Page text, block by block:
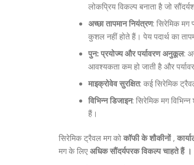
लोकप्रिय विकल्प बनाता है जो
अच्छा तापमान नियंत्रण: सिरेमिक मग
कुशल नहीं होते हैं। पेय पदार्थ का
पुन: प्रयोज्य और पर्यावरण अनुकूल:
आवश्यकता कम हो जाती है और
माइक्रोवेव सुरक्षित: कई सिरेमिक
विभिन्न डिजाइन: सिरेमिक मग
हैं।
सिरेमिक ट्रैवल मग कोकॉफी के शौकीनों,
मग के लिएअधिक सौंदर्यपरक विकल्प चाहते हैं ।